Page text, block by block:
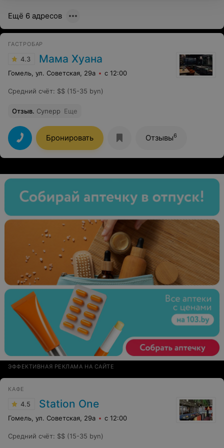
Ещё 6 адресов
ГАСТРОБАР
4.3 Мама Хуана
Гомель, ул. Советская, 29а с 12:00
Средний счёт: $$ (15-35 byn)
Отзыв. Суперр Еще
Бронировать Отзывы6
ЭФФЕКТИВНАЯ РЕКЛАМА НА САЙТЕ
КАФЕ
4.5 Station One
Гомель, ул. Советская, 29а с 12:00
Средний счёт: $$ (15-35 byn)